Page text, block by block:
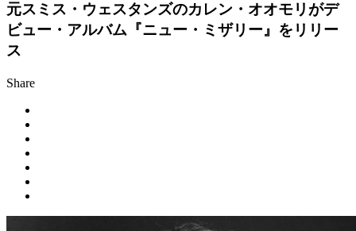
元スミス・ウェスタンズのカレン・オオモリがデ
ビュー・アルバム『ニュー・ミザリー』をリリー
ス
Share